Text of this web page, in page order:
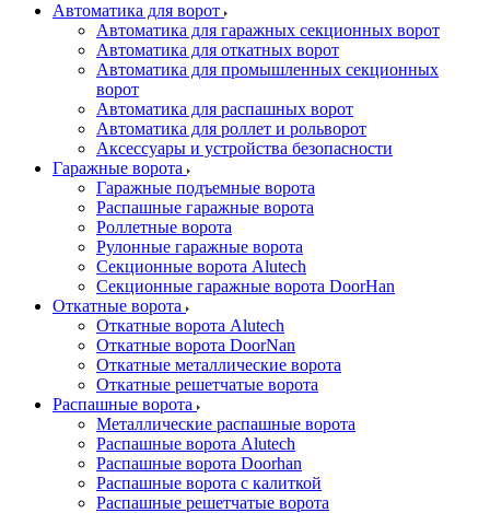
Автоматика для ворот
Автоматика для гаражных секционных ворот
Автоматика для откатных ворот
Автоматика для промышленных секционных
ворот
Автоматика для распашных ворот
Автоматика для роллет и рольворот
Аксессуары и устройства безопасности
Гаражные ворота
Гаражные подъемные ворота
Распашные гаражные ворота
Роллетные ворота
Рулонные гаражные ворота
Секционные ворота Alutech
Секционные гаражные ворота DoorHan
Откатные ворота
Откатные ворота Alutech
Откатные ворота DoorNan
Откатные металлические ворота
Откатные решетчатые ворота
Распашные ворота
Металлические распашные ворота
Распашные ворота Alutech
Распашные ворота Doorhan
Распашные ворота с калиткой
Распашные решетчатые ворота